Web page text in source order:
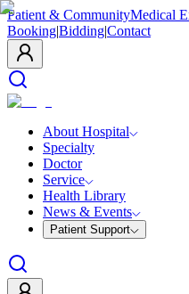
Patient & CommunityMedical
Booking|Bidding|Contact
About Hospital
Specialty
Doctor
Service
Health Library
News & Events
Patient Support